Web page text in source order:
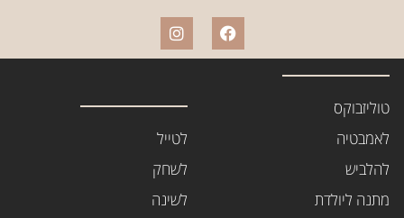
טוליזבוקס
לאמבטיה
להלביש
מתנה ליולדת
לטייל
לשחק
לשינה